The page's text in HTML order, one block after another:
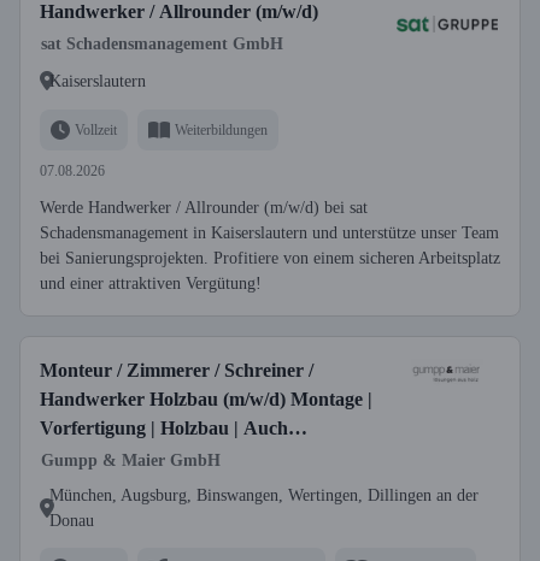
Handwerker / Allrounder (m/w/d)
sat Schadensmanagement GmbH
Kaiserslautern
Vollzeit Weiterbildungen
07.08.2026
Werde Handwerker / Allrounder (m/w/d) bei sat
Schadensmanagement in Kaiserslautern und unterstütze unser Team
bei Sanierungsprojekten. Profitiere von einem sicheren Arbeitsplatz
und einer attraktiven Vergütung!
Monteur / Zimmerer / Schreiner /
Handwerker Holzbau (m/w/d) Montage |
Vorfertigung | Holzbau | Auch
Quereinsteiger willkommen
Gumpp & Maier GmbH
München, Augsburg, Binswangen, Wertingen, Dillingen an der
Donau